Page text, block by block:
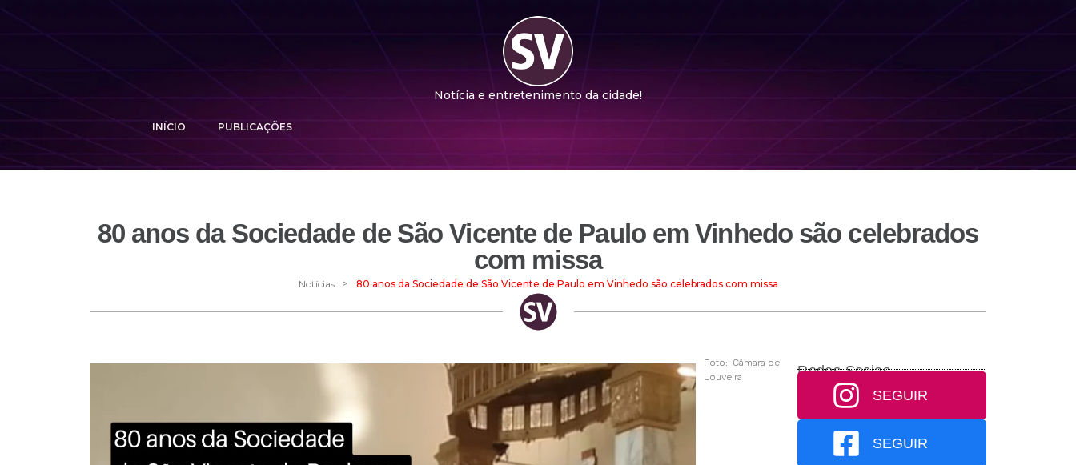
Notícia e entretenimento da cidade!
INÍCIO PUBLICAÇÕES
80 anos da Sociedade de São Vicente de Paulo em Vinhedo são celebrados
com missa
Notícias > 80 anos da Sociedade de São Vicente de Paulo em Vinhedo são celebrados com missa
Foto: Câmara de
Louveira
Redes Socias
SEGUIR
SEGUIR